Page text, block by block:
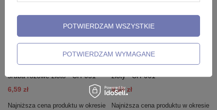
Kolczyk do ucha / chrząstki
śruba różowe złoto - CH-051
6,59 zł
Najniższa cena produktu w okresie
PRZECENA
Kolczyk do chrząstki skrzydło
złoty - CH-061
9,59 zł
Najniższa cena produktu w okresie
POTWIERDZAM WYMAGANE
POTWIERDZAM WSZYSTKIE